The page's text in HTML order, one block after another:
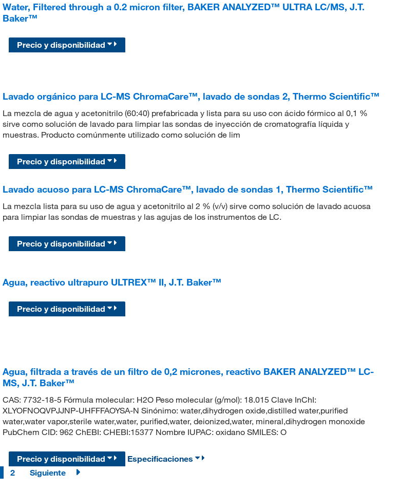
Water, Filtered through a 0.2 micron filter, BAKER ANALYZED™ ULTRA LC/MS, J.T.
Baker™
Precio y disponibilidad
Lavado orgánico para LC-MS ChromaCare™, lavado de sondas 2, Thermo Scientific™
La mezcla de agua y acetonitrilo (60:40) prefabricada y lista para su uso con ácido fórmico al 0,1 %
sirve como solución de lavado para limpiar las sondas de inyección de cromatografía líquida y
muestras. Producto comúnmente utilizado como solución de lim
Precio y disponibilidad
Lavado acuoso para LC-MS ChromaCare™, lavado de sondas 1, Thermo Scientific™
La mezcla lista para su uso de agua y acetonitrilo al 2 % (v/v) sirve como solución de lavado acuosa
para limpiar las sondas de muestras y las agujas de los instrumentos de LC.
Precio y disponibilidad
Agua, reactivo ultrapuro ULTREX™ II, J.T. Baker™
Precio y disponibilidad
Agua, filtrada a través de un filtro de 0,2 micrones, reactivo BAKER ANALYZED™ LC-
MS, J.T. Baker™
CAS: 7732-18-5 Fórmula molecular: H2O Peso molecular (g/mol): 18.015 Clave InChI:
XLYOFNOQVPJJNP-UHFFFAOYSA-N Sinónimo: water,dihydrogen oxide,distilled water,purified
water,water vapor,sterile water,water, purified,water, deionized,water, mineral,dihydrogen monoxide
PubChem CID: 962 ChEBI: CHEBI:15377 Nombre IUPAC: oxidano SMILES: O
Precio y disponibilidad
Especificaciones
2 Siguiente